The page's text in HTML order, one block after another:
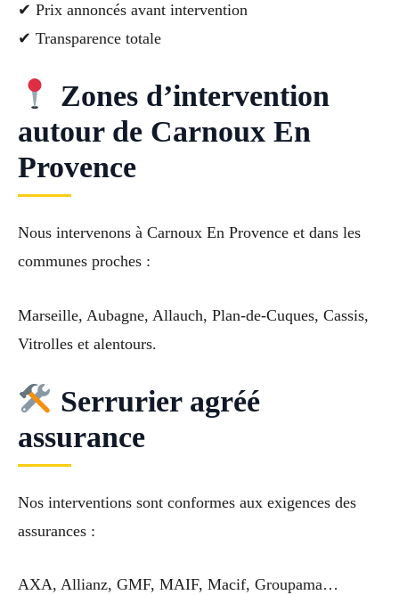
✔ Prix annoncés avant intervention
✔ Transparence totale
Zones d’intervention
autour de Carnoux En
Provence
Nous intervenons à Carnoux En Provence et dans les
communes proches :
Marseille, Aubagne, Allauch, Plan-de-Cuques, Cassis,
Vitrolles et alentours.
Serrurier agréé
assurance
Nos interventions sont conformes aux exigences des
assurances :
AXA, Allianz, GMF, MAIF, Macif, Groupama…